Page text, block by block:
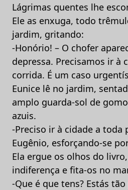
Lágrimas quentes lhe
Ele as enxuga, todo
jardim, gritando:
-Honório! – O chofer
depressa. Precisamos ir à
corrida. É um caso
Eunice lê no jardim,
amplo guarda-sol de
azuis.
-Preciso ir à cidade a toda
Eugênio, esforçando-se
Ela ergue os olhos do
indiferença e fita-os no
-Que é que tens? Estás